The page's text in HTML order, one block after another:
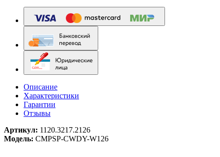
Описание
Характеристики
Гарантии
Отзывы
Артикул: 1120.3217.2126
Модель: CMPSP-CWDY-W126